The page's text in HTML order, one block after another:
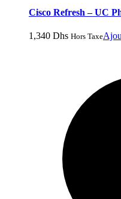
Cisco Refresh – UC
1,340 Dhs Hors Taxe